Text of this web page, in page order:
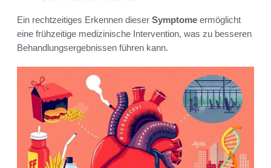
Ein rechtzeitiges Erkennen dieser Symptome ermöglicht
eine frühzeitige medizinische Intervention, was zu besseren
Behandlungsergebnissen führen kann.